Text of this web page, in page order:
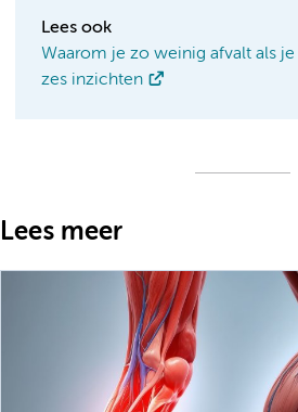
Lees ook
Waarom je zo weinig afvalt als
zes inzichten
Lees meer